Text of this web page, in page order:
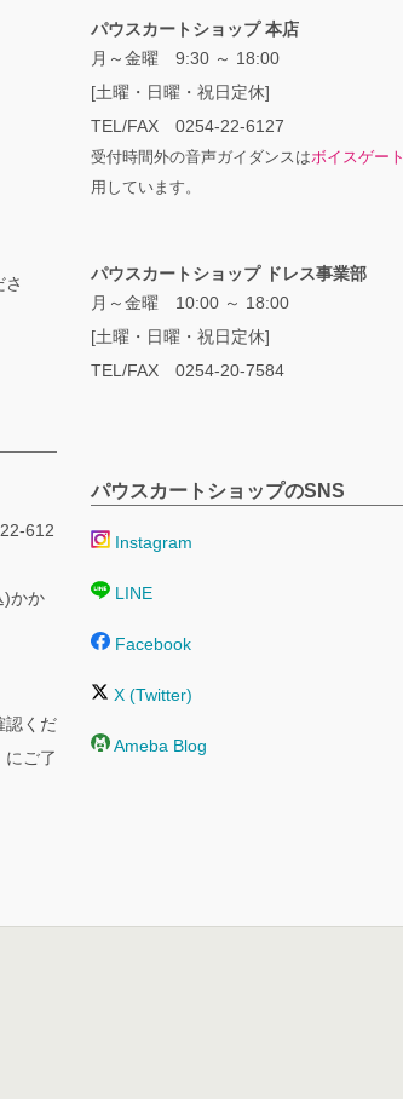
さ
パウスカートショップ 本店
月～金曜 9:30 ～ 18:00
[土曜・日曜・祝日定休]
TEL/FAX 0254-22-6127
受付時間外の音声ガイダンスはボイスゲート
用しています。
パウスカートショップ ドレス事業部
月～金曜 10:00 ～ 18:00
[土曜・日曜・祝日定休]
TEL/FAX 0254-20-7584
612
)かか
認くだ
にご了
パウスカートショップのSNS
Instagram
LINE
Facebook
X (Twitter)
Ameba Blog